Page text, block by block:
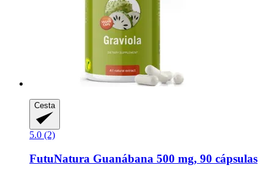
Cesta
5.0 (2)
FutuNatura Guanábana 500 mg, 90 cápsulas